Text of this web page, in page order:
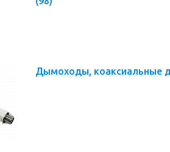
Дымоходы, коаксиальные